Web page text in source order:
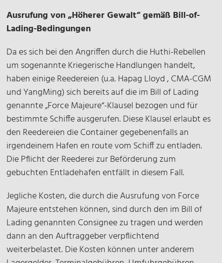
Ausrufung von „Höherer Gewalt“ gemäß Bill-of-
Lading-Bedingungen
Da es sich bei den Angriffen durch die Huthi-Rebellen
um sogenannte Kriegerische Handlungen handelt,
haben einige Reedereien (u.a. Hapag Lloyd , CMA-CGM
und YangMing) sich bereits auf die im Bill of Lading
genannte „Force Majeure“-Klausel bezogen und für
bestimmte Schiffe ausgerufen. Diese Klausel erlaubt es
den Reedereien die Container gegebenenfalls an
irgendeinem Hafen en route vom Schiff zu entladen.
Die Pflicht der Reederei zur Beförderung zum
gebuchten Entladehafen entfällt in diesem Fall.
Jegliche Kosten, die durch die Ausrufung von Force
Majeure entstehen können, sind durch den im Bill of
Lading genannten Consignee zu tragen und werden
dann an den Auftraggeber verpflichtend
weiterbelastet. Die Kosten können unter anderem